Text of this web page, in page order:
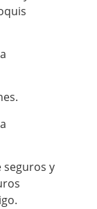
seguros y